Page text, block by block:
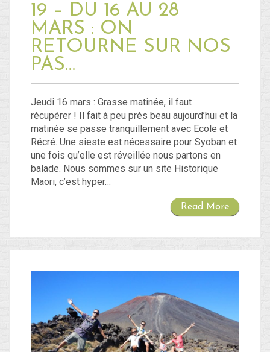
19 – DU 16 AU 28
MARS : ON
RETOURNE SUR NOS
PAS…
Jeudi 16 mars : Grasse matinée, il faut
récupérer ! Il fait à peu près beau aujourd’hui et la
matinée se passe tranquillement avec Ecole et
Récré. Une sieste est nécessaire pour Syoban et
une fois qu’elle est réveillée nous partons en
balade. Nous sommes sur un site Historique
Maori, c’est hyper…
Read More